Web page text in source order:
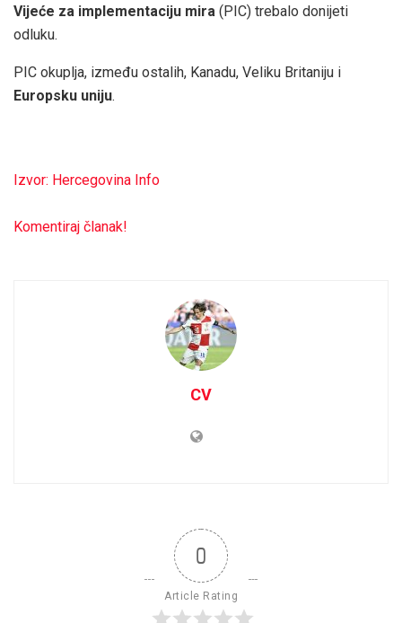
Vijeće za implementaciju mira (PIC) trebalo donijeti
odluku.
PIC okuplja, između ostalih, Kanadu, Veliku Britaniju i
Europsku uniju.
Izvor: Hercegovina Info
Komentiraj članak!
CV
0
Article Rating